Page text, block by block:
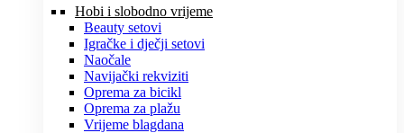
Hobi i slobodno vrijeme
Beauty setovi
Igračke i dječji setovi
Naočale
Navijački rekviziti
Oprema za bicikl
Oprema za plažu
Vrijeme blagdana